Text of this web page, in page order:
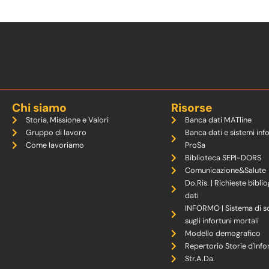
Chi siamo
Storia, Missione e Valori
Gruppo di lavoro
Come lavoriamo
Risorse
Banca dati MATline
Banca dati e sistemi
ProSa
Biblioteca SEPI-DORS
Comunicazione&Salute
Do.Ris. | Richieste
dati
INFORMO | Sistema di
sugli infortuni mortali
Modello demografico
Repertorio Storie
Str.A.Da.